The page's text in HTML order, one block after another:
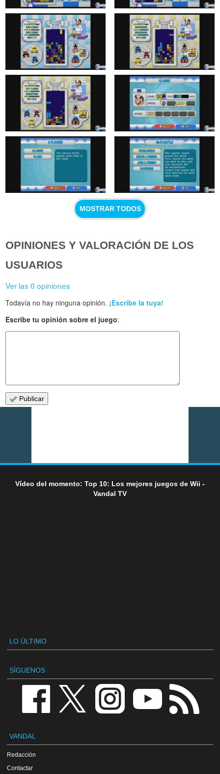
MOSTRAR TODOS
OPINIONES Y VALORACIÓN DE LOS
USUARIOS
Ver las 0 opiniones
Todavía no hay ninguna opinión. ¡Escribe la tuya!
Escribe tu opinión sobre el juego:
Publicar
Vídeo del momento: Top 10: Los mejores juegos de Wii -
Vandal TV
LO ÚLTIMO
SÍGUENOS
VANDAL
Redacción
Contactar